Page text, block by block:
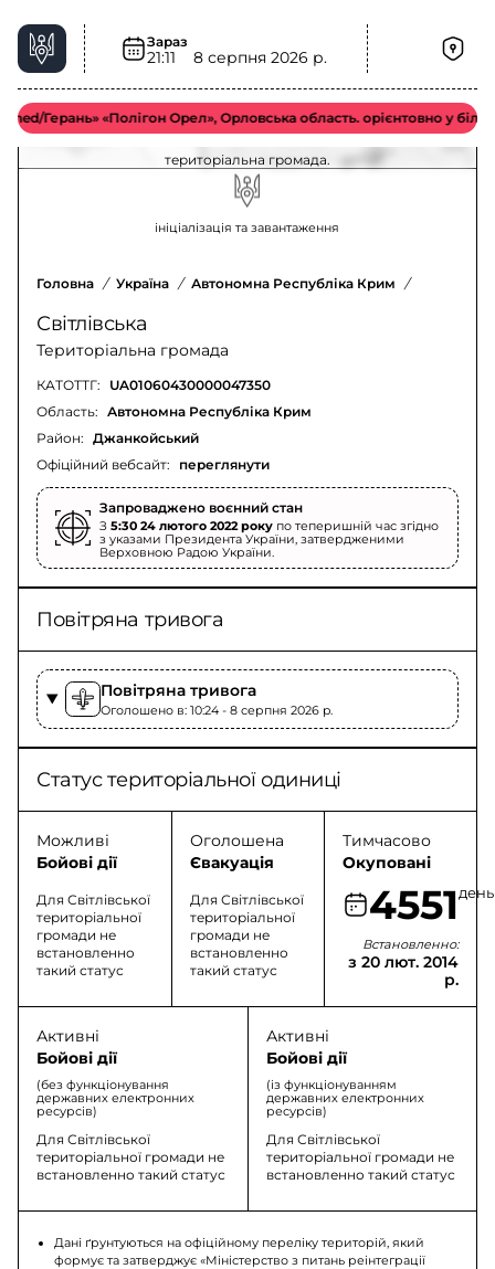
Зараз
21:11 8 серпня 2026 р.
Герань» «Полігон Орел», Орловська область. орієнтовно у більш
Повітряна тривога у Світлівська
територіальна громада – актуальна ситуація
Оновлення щодо повітряної тривоги у Світлівська
територіальна громада.
ініціалізація та завантаження
Головна / Україна / Автономна Республіка Крим /
Світлівська
Територіальна громада
КАТОТТГ: UA01060430000047350
Офіційний вебсайт: переглянути
Область: Автономна Республіка Крим
Район: Джанкойський
Запроваджено воєнний стан
З 5:30 24 лютого 2022 року по теперишній час згідно
з указами Президента України, затвердженими
Верховною Радою України.
Повітряна тривога
Повітряна тривога
Оголошено в: 10:24 - 8 серпня 2026 p.
Статус територіальної одиниці
Можливі
Бойові дії
Для Світлівської
територіальної
громади не
встановленно
такий статус
Оголошена
Євакуація
Для Світлівської
територіальної
громади не
встановленно
такий статус
Тимчасово
Окуповані
4551день
Встановленно:
з 20 лют. 2014
р.
Активні
Бойові дії
(без функціонування
державних електронних
ресурсів)
Для Світлівської
територіальної громади не
встановленно такий статус
Активні
Бойові дії
(із функціонуванням
державних електронних
ресурсів)
Для Світлівської
територіальної громади не
встановленно такий статус
Дані ґрунтуються на офіційному переліку територій, який
формує та затверджує «Міністерство з питань реінтеграції